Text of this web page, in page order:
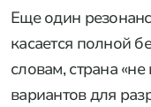
Еще один
касается полной
словам, страна
вариантов для